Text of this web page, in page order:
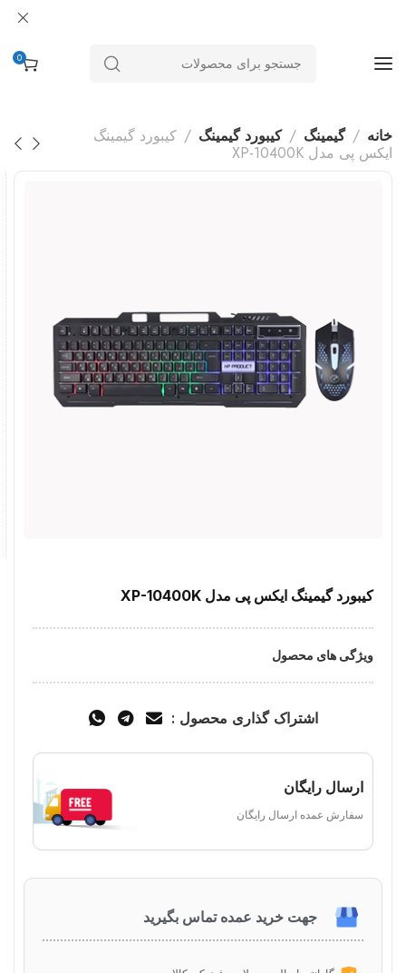
0
خانه گیمینگ کیبورد گیمینگ
کیبورد گیمینگ
ایکس پی مدل XP-10400K
کیبورد گیمینگ ایکس پی مدل XP-10400K
ویژگی های محصول
اشتراک گذاری محصول :
ارسال رایگان
سفارش عمده ارسال رایگان
جهت خرید عمده تماس بگیرید